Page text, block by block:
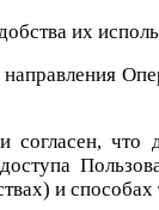
их
согласен,
и